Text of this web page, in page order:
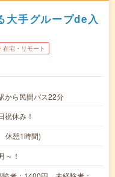
大手グループde入
在宅・リモート
から民間バス22分
休み！
休憩1時間)
～！